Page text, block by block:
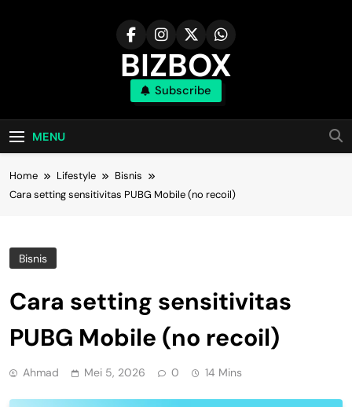
BIZBOX
Bizbox – Media Informasi Terkini
Subscribe
MENU
Home Lifestyle
Bisnis
Cara setting sensitivitas PUBG Mobile (no recoil)
Bisnis
Cara setting sensitivitas
PUBG Mobile (no recoil)
Ahmad Mei 5, 2026 0 14 Mins